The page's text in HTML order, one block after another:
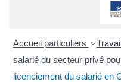
Accueil particuliers >
salarié du secteur privé
licenciement du salarié en